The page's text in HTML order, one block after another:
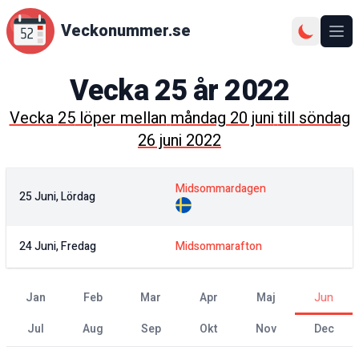
Veckonummer.se
Vecka25år2022
Vecka25löper mellanmåndag 20 junitillsöndag
26 juni 2022
25 Juni, Lördag Midsommardagen
24 Juni, Fredag Midsommarafton
jan feb mar apr maj
jun
jul
aug sep okt nov dec